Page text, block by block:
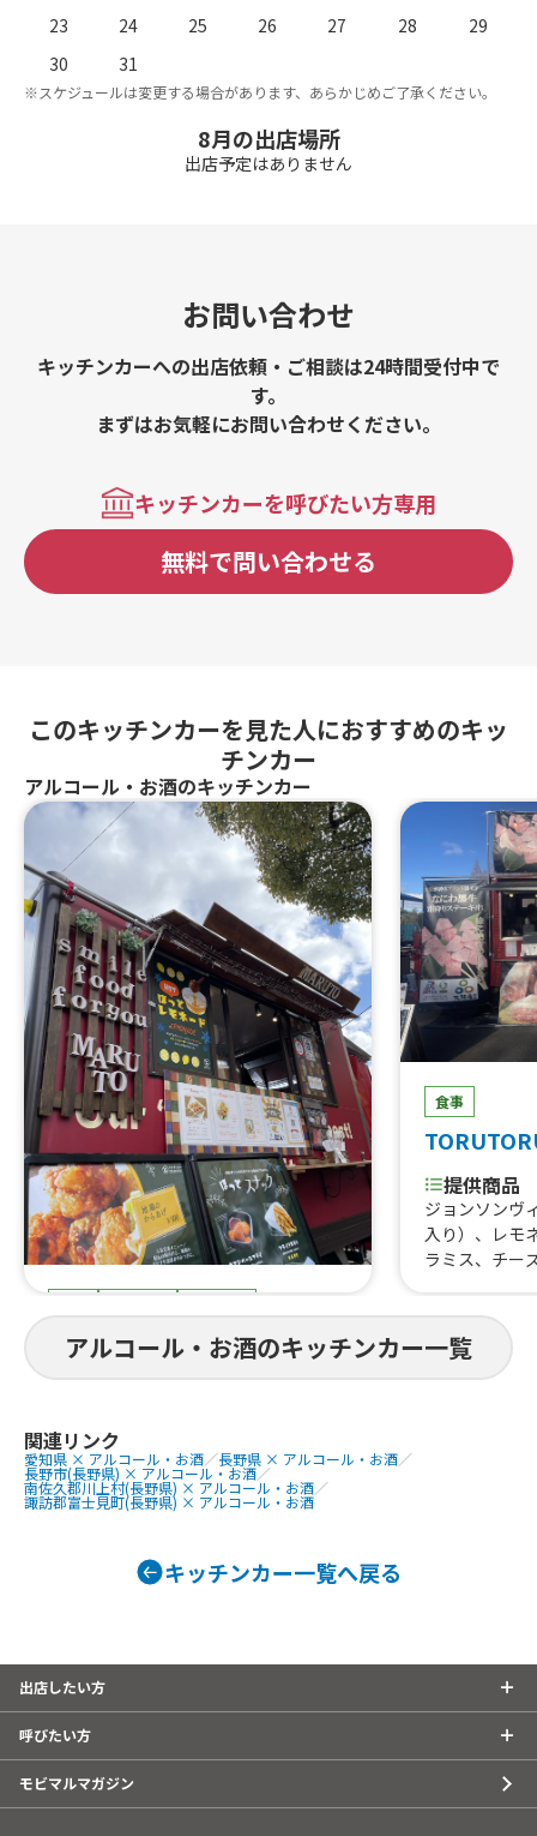
23
24 25 26 27 28
29
30
31
※スケジュールは変更する場合があります、あらかじめご了承ください。
8月の出店場所
出店予定はありません
お問い合わせ
キッチンカーへの出店依頼・ご相談は24時間受付中で
す。
まずはお気軽にお問い合わせください。
キッチンカーを呼びたい方専用
無料で問い合わせる
このキッチンカーを見た人におすすめのキッ
チンカー
アルコール・お酒のキッチンカー
まると
提供商品
ール、ゆめかわひんやりスイーツ、豚
角煮丼、かき氷、ほっとスナック、か
す大根、ホットレモネード、唐揚げ、le
monade、つくねフリット、つくねカ
食事
提供商品
ジョンソンヴ
入り）、レモ
ラミス、チー
すじ煮込み、
重、はらみ
牛タン串、
にわ黒牛ステ
こ焼き
アルコール・お酒のキッチンカー一覧
関連リンク
愛知県 × アルコール・お酒／長野県 × アルコール・お酒／
長野市(長野県) × アルコール・お酒／
南佐久郡川上村(長野県) × アルコール・お酒／
諏訪郡富士見町(長野県) × アルコール・お酒
キッチンカー一覧へ戻る
出店したい方
呼びたい方
モビマルマガジン